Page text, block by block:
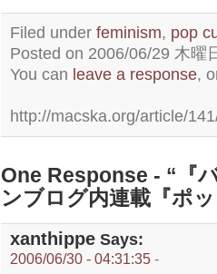
Filed under feminism, pop
Posted on 2006/06/29 木曜
You can leave a response,
http://macska.org/article/
One Response - “『
ンブログ内連載『ポ
xanthippe Says:
2006/06/30 - 04:31:35 -